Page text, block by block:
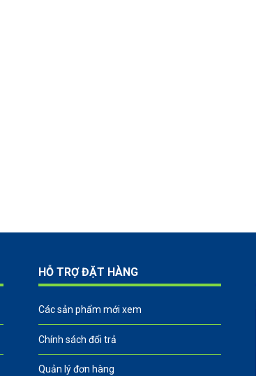
HỖ TRỢ ĐẶT HÀNG
Các sản phẩm mới xem
Chính sách đổi trả
Quản lý đơn hàng